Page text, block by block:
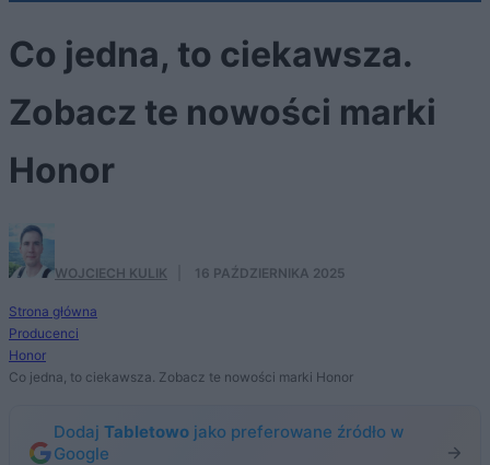
Co jedna, to ciekawsza.
Zobacz te nowości marki
Honor
WOJCIECH KULIK 16 PAŹDZIERNIKA 2025
Strona główna
Producenci
Honor
Co jedna, to ciekawsza. Zobacz te nowości marki Honor
Dodaj Tabletowo jako preferowane źródło w
Google